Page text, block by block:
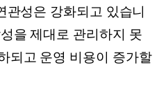
관성은 강화되고 있습니
을 제대로 관리하지 못
되고 운영 비용이 증가할